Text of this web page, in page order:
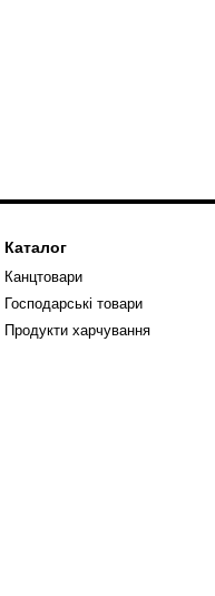
Каталог
Канцтовари
Господарські товари
Продукти харчування